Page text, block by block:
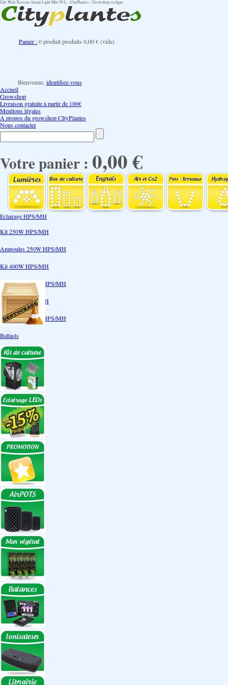
Cde Web Terreau Atami Light Mix 50 L - CityPlantes - Growshop en ligne
Panier :0produitproduits 0,00 €(vide)
Bienvenue, identifiez-vous
Accueil
Growshop
Livraison gratuite à partir de 100€
Mentions légales
A propos du growshop CItyPlantes
Nous contacter
Votre panier : 0,00 €
Eclairage HPS/MH
Kit 250W HPS/MH
Ampoules 250W HPS/MH
Kit 400W HPS/MH
Ampoules 400W HPS/MH
Kit 600W HPS/MH
Ampoules 600W HPS/MH
Ballasts
Réflecteurs
CoolTube
Accessoires
Eclairages LEDs
Eclairages ECO
Kits ECO
Ampoules ECO
Réflecteurs ECO
Réflecteurs
Accessoires
Box Discount
Box par marque
Hortibox
Homebox
Dark Room II
GrowLab
Box par taille
Box 40 cm
Box 60 cm
Box 80-90 cm
Box 120 cm